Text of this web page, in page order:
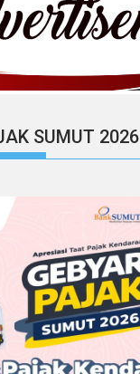
SUMUT 2026